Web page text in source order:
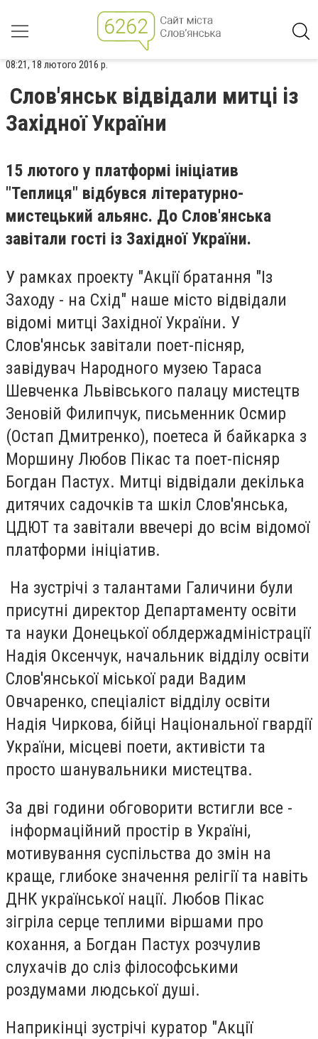
08:21, 18 лютого 2016 р.
Слов'янськ відвідали митці із
Західної України
15 лютого у платформі ініціатив
"Теплиця" відбувся літературно-
мистецький альянс. До Слов'янська
завітали гості із Західної України.
У рамках проекту "Акції братання "Із
Заходу - на Схід" наше місто відвідали
відомі митці Західної України. У
Слов'янськ завітали поет-пісняр,
завідувач Народного музею Тараса
Шевченка Львівського палацу мистецтв
Зеновій Филипчук, письменник Осмир
(Остап Дмитренко), поетеса й байкарка з
Моршину Любов Пікас та поет-пісняр
Богдан Пастух. Митці відвідали декілька
дитячих садочків та шкіл Слов'янська,
ЦДЮТ та завітали ввечері до всім відомої
платформи ініціатив.
На зустрічі з талантами Галичини були
присутні директор Департаменту освіти
та науки Донецької облдержадміністрації
Надія Оксенчук, начальник відділу освіти
Слов'янської міської ради Вадим
Овчаренко, спеціаліст відділу освіти
Надія Чиркова, бійці Національної гвардії
України, місцеві поети, активісти та
просто шанувальники мистецтва.
За дві години обговорити встигли все -
інформаційний простір в Україні,
мотивування суспільства до змін на
краще, глибоке значення релігії та навіть
ДНК української нації. Любов Пікас
зігріла серце теплими віршами про
кохання, а Богдан Пастух розчулив
слухачів до сліз філософськими
роздумами людської душі.
Наприкінці зустрічі куратор "Акції